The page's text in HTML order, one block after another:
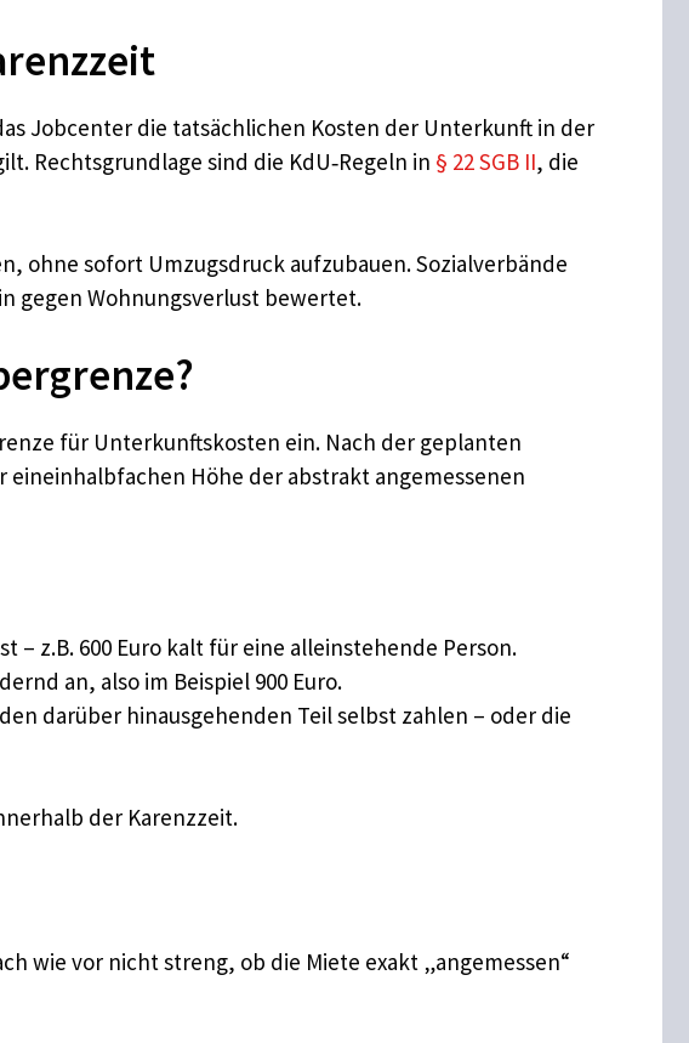
Jobcenter die tatsächlichen Kosten der Unterkunft in der
Rechtsgrundlage sind die KdU‑Regeln in § 22 SGB II, die
ohne sofort Umzugsdruck aufzubauen. Sozialverbände
gegen Wohnungsverlust bewertet.
für Unterkunftskosten ein. Nach der geplanten
eineinhalbfachen Höhe der abstrakt angemessenen
– z.B. 600 Euro kalt für eine alleinstehende Person.
an, also im Beispiel 900 Euro.
darüber hinausgehenden Teil selbst zahlen – oder die
der Karenzzeit.
wie vor nicht streng, ob die Miete exakt „angemessen“